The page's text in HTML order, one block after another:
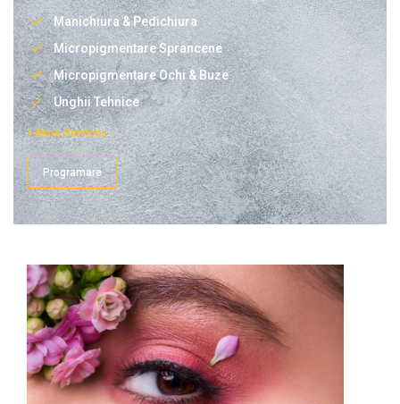
Manichiura & Pedichiura
Micropigmentare Sprancene
Micropigmentare Ochi & Buze
Unghii Tehnice
+ More Services
Programare